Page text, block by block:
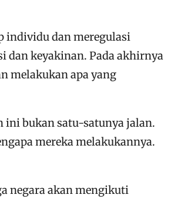
individu dan meregulasi
dan keyakinan. Pada akhirnya
melakukan apa yang
ini bukan satu-satunya jalan.
mereka melakukannya.
negara akan mengikuti